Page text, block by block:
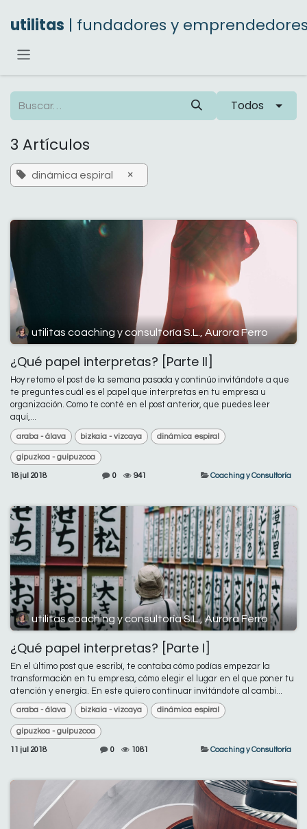
utilitas | fundadores y
Todos
3 Artículos
dinámica espiral ×
utilitas coaching y consultoría S.L., Aurora Ferro
¿Qué papel interpretas? [Parte II]
Hoy retomo el post de la semana pasada y continúo invitándote a que
te preguntes cuál es el papel que interpretas en tu empresa u
organización. Como te conté en el post anterior, que puedes leer
aquí,...
araba - álava bizkaia - vizcaya dinámica espiral
gipuzkoa - guipuzcoa
18 jul 2018 0 941 Coaching y Consultoría
utilitas coaching y consultoría S.L., Aurora Ferro
¿Qué papel interpretas? [Parte I]
En el último post que escribí, te contaba cómo podías empezar la
transformación en tu empresa, cómo elegir el lugar en el que poner tu
atención y energía. En este quiero continuar invitándote al cambi...
araba - álava bizkaia - vizcaya dinámica espiral
gipuzkoa - guipuzcoa
11 jul 2018 0 1081 Coaching y Consultoría